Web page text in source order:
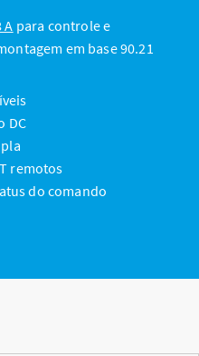
A para controle e
em base 90.21
DC
remotos
do comando